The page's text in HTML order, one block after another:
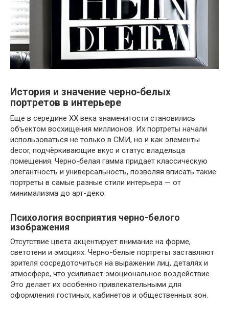
История и значение черно-белых
портретов в интерьере
Еще в середине XX века знаменитости становились
объектом восхищения миллионов. Их портреты начали
использоваться не только в СМИ, но и как элементы
decor, подчёркивающие вкус и статус владельца
помещения. Черно-белая гамма придает классическую
элегантность и универсальность, позволяя вписать такие
портреты в самые разные стили интерьера — от
минимализма до арт-деко.
Психология восприятия черно-белого
изображения
Отсутствие цвета акцентирует внимание на форме,
светотени и эмоциях. Черно-белые портреты заставляют
зрителя сосредоточиться на выражении лиц, деталях и
атмосфере, что усиливает эмоциональное воздействие.
Это делает их особенно привлекательными для
оформления гостиных, кабинетов и общественных зон.